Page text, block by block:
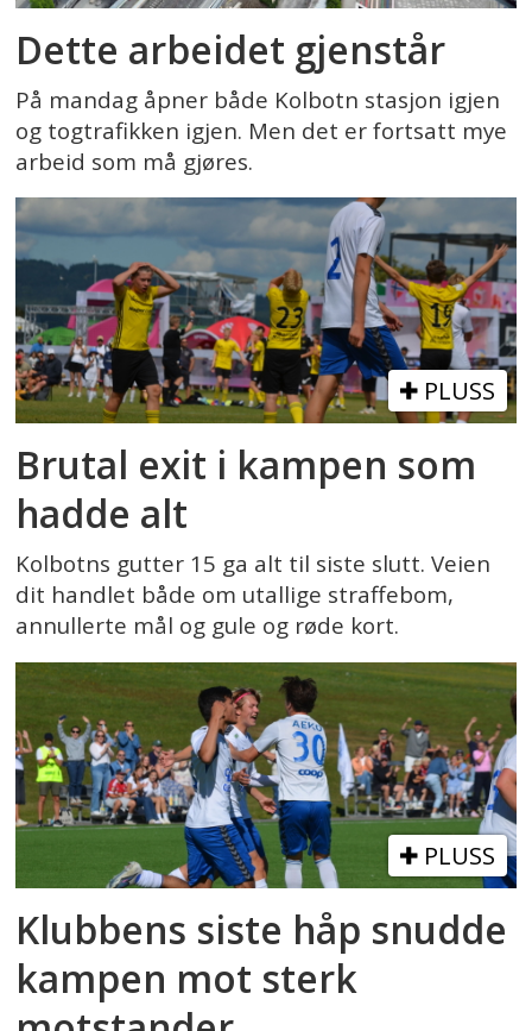
Dette arbeidet gjenstår
På mandag åpner både Kolbotn stasjon igjen
og togtrafikken igjen. Men det er fortsatt mye
arbeid som må gjøres.
PLUSS
Brutal exit i kampen som
hadde alt
Kolbotns gutter 15 ga alt til siste slutt. Veien
dit handlet både om utallige straffebom,
annullerte mål og gule og røde kort.
PLUSS
Klubbens siste håp snudde
kampen mot sterk